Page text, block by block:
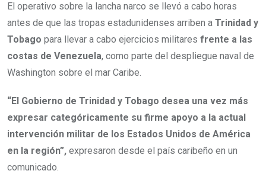
El operativo sobre la lancha narco se llevó a cabo horas
antes de que las tropas estadunidenses arriben a Trinidad y
Tobago para llevar a cabo ejercicios militares frente a las
costas de Venezuela, como parte del despliegue naval de
Washington sobre el mar Caribe.
“El Gobierno de Trinidad y Tobago desea una vez más
expresar categóricamente su firme apoyo a la actual
intervención militar de los Estados Unidos de América
en la región”, expresaron desde el país caribeño en un
comunicado.